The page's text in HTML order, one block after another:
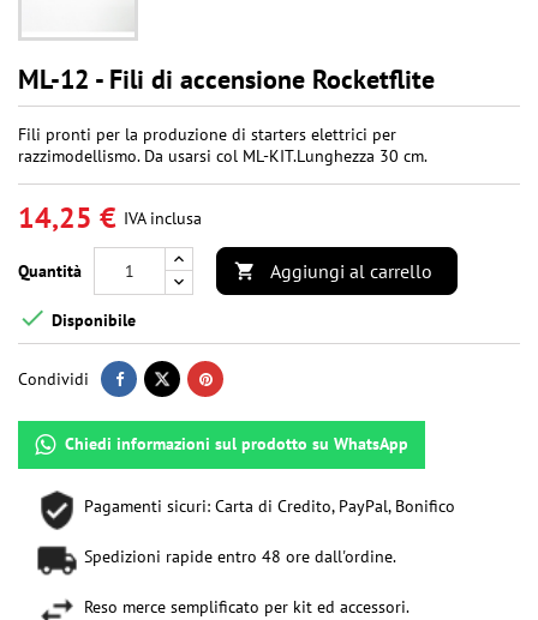
ML-12 - Fili di accensione Rocketflite
Fili pronti per la produzione di starters elettrici per
razzimodellismo. Da usarsi col ML-KIT.Lunghezza 30 cm.
14,25 € IVA inclusa
Quantità  Aggiungi al carrello
 Disponibile
Condividi
Chiedi informazioni sul prodotto su WhatsApp
Pagamenti sicuri: Carta di Credito, PayPal, Bonifico
Spedizioni rapide entro 48 ore dall'ordine.
Reso merce semplificato per kit ed accessori.